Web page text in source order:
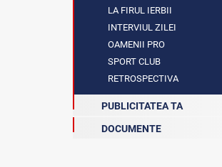
LA FIRUL IERBII
INTERVIUL ZILEI
OAMENII PRO
SPORT CLUB
RETROSPECTIVA
PUBLICITATEA TA
DOCUMENTE